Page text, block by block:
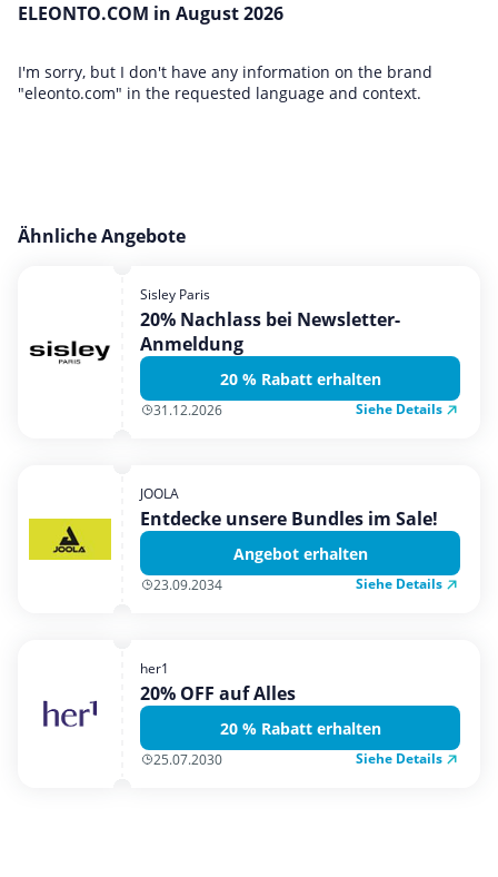
ELEONTO.COM in August 2026
I'm sorry, but I don't have any information on the brand
"eleonto.com" in the requested language and context.
Ähnliche Angebote
Sisley Paris
20% Nachlass bei Newsletter-
Anmeldung
20 % Rabatt erhalten
31.12.2026 Siehe Details
JOOLA
Entdecke unsere Bundles im Sale!
Angebot erhalten
23.09.2034 Siehe Details
her1
20% OFF auf Alles
20 % Rabatt erhalten
25.07.2030 Siehe Details